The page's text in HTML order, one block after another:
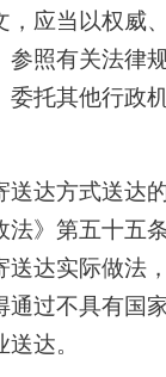
，应当以权威
参照有关法律
委托其他行政
送达方式送达
法》第五十五
送达实际做法
通过不具有国
达。